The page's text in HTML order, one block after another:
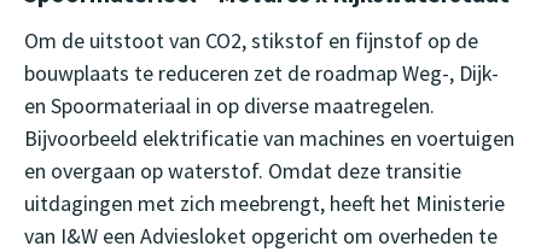
Om de uitstoot van CO2, stikstof en fijnstof op de
bouwplaats te reduceren zet de roadmap Weg-, Dijk-
en Spoormateriaal in op diverse maatregelen.
Bijvoorbeeld elektrificatie van machines en voertuigen
en overgaan op waterstof. Omdat deze transitie
uitdagingen met zich meebrengt, heeft het Ministerie
van I&W een Adviesloket opgericht om overheden te